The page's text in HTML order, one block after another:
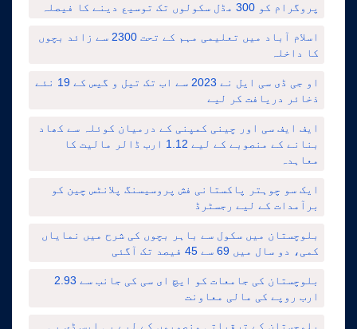
پروگرام کو 300 مڈل سکولوں تک توسیع دینے کا فیصلہ
اسلام آباد میں تعلیمی مہم کے تحت 2300 سے زائد بچوں
کا داخلہ
او جی ڈی سی ایل نے 2023 سے اب تک تیل و گیس کے 19 نئے
ذخائر دریافت کر لیے
ایف ایف سی اور چینی کمپنی کے درمیان کوئلہ سے کھاد
بنانے کے منصوبے کے لیے 1.12 ارب ڈالر مالیت کا
معاہدہ
ایک سو چوہتر پاکستانی فش پروسیسنگ پلانٹس چین کو
برآمدات کے لیے رجسٹرڈ
بلوچستان میں سکول سے باہر بچوں کی شرح میں نمایاں
کمی، دو سال میں 69 سے 45 فیصد تک آگئی
بلوچستان کی جامعات کو ایچ ای سی کی جانب سے 2.93
ارب روپے کی مالی معاونت
بلوچستان کے ترقیاتی منصوبوں کے لیے پی ایس ڈی پی